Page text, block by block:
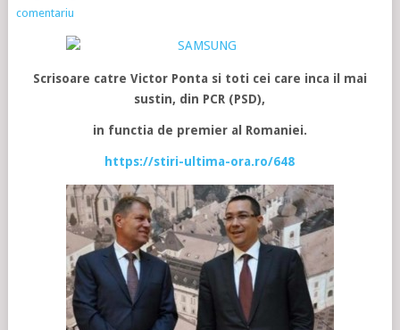
comentariu
Scrisoare catre Victor Ponta si toti cei care inca il mai
sustin, din PCR (PSD),
in functia de premier al Romaniei.
https://stiri-ultima-ora.ro/648